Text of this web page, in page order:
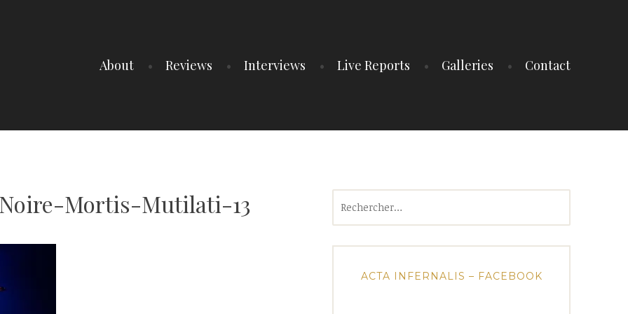
About Reviews Interviews Live Reports Galleries Contact
Mortis-Mutilati-13
ACTA INFERNALIS – FACEBOOK